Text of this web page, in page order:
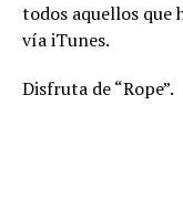
todos aquellos que
vía iTunes.
Disfruta de “Rope”.